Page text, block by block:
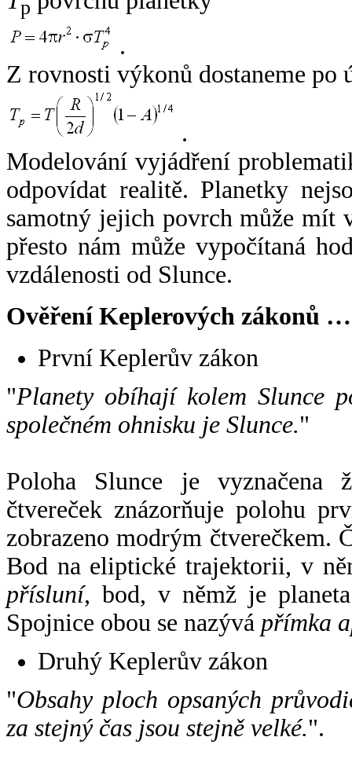
p
.
Z rovnosti výkonů dostaneme po
.
Modelování vyjádření
odpovídat realitě. Planetky
samotný jejich povrch může mít
přesto nám může vypočítaná
vzdálenosti od Slunce.
Ověření Keplerových zákonů …
První Keplerův zákon
"Planety obíhají kolem Slunce
společném ohnisku je Slunce."
Poloha Slunce je vyznačena
čtvereček znázorňuje polohu
zobrazeno modrým čtverečkem.
Bod na eliptické trajektorii, v
přísluní, bod, v němž je
Spojnice obou se nazývá přímka
Druhý Keplerův zákon
"Obsahy ploch opsaných
za stejný čas jsou stejně velké.".